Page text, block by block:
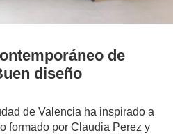
de
diseño
de Valencia ha inspirado a
formado por Claudia Perez y